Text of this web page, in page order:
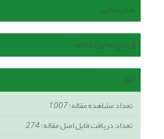
هم رسانی
ارجاع به این مقاله
آمار
تعداد مشاهده مقاله:1,007
تعداد دریافت فایل اصل مقاله:274